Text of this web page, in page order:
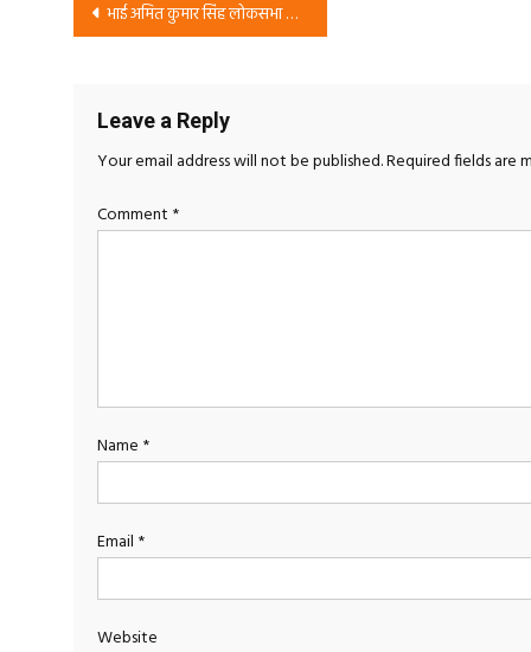
Post
भाई अमित कुमार सिंह लोकसभा सीट उम्मीदवार, वेस्ट दिल्ली से
Leave a Reply
Your email address will not be published.Required fields are
Comment *
Name *
Email *
Website